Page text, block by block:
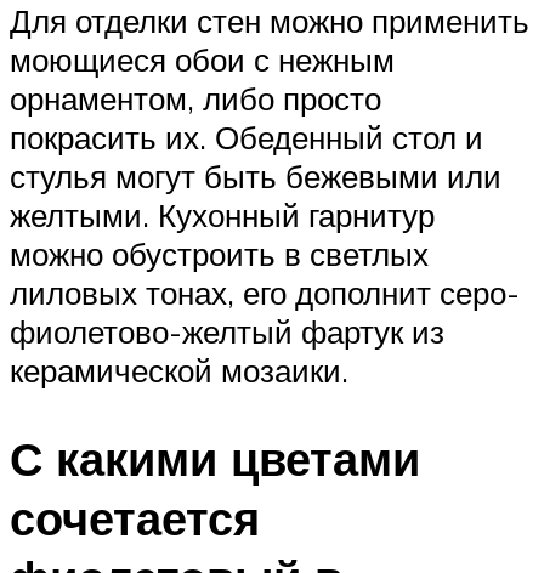
Для отделки стен можно применить
моющиеся обои с нежным
орнаментом, либо просто
покрасить их. Обеденный стол и
стулья могут быть бежевыми или
желтыми. Кухонный гарнитур
можно обустроить в светлых
лиловых тонах, его дополнит серо-
фиолетово-желтый фартук из
керамической мозаики.
С какими цветами
сочетается